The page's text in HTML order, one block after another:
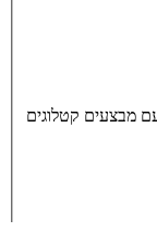
מבצעים קטלוגים